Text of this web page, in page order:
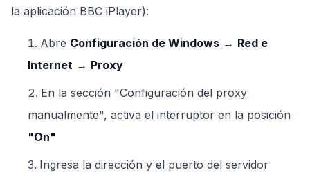
la aplicación BBC iPlayer):
Abre Configuración de Windows → Red e
Internet → Proxy
En la sección "Configuración del proxy
manualmente", activa el interruptor en la posición
"On"
Ingresa la dirección y el puerto del servidor